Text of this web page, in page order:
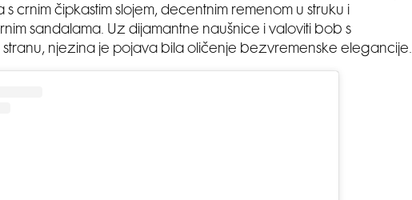
s crnim čipkastim slojem, decentnim remenom u struku i
sandalama. Uz dijamantne naušnice i valoviti bob s
njezina je pojava bila oličenje bezvremenske elegancije.